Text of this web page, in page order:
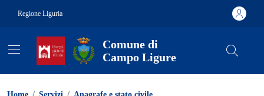
Regione Liguria
Comune di
Campo Ligure